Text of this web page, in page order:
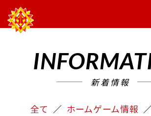
新着情報
全て ホームゲーム情報